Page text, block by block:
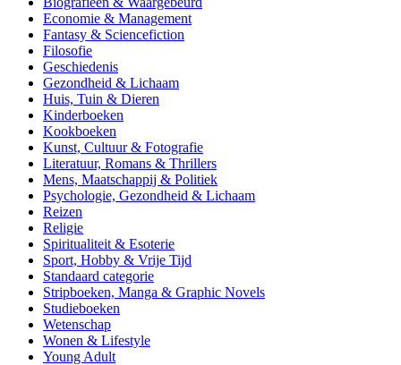
Economie & Management
Fantasy & Sciencefiction
Filosofie
Geschiedenis
Gezondheid & Lichaam
Huis, Tuin & Dieren
Kinderboeken
Kookboeken
Kunst, Cultuur & Fotografie
Literatuur, Romans & Thrillers
Mens, Maatschappij & Politiek
Psychologie, Gezondheid & Lichaam
Reizen
Religie
Spiritualiteit & Esoterie
Sport, Hobby & Vrije Tijd
Standaard categorie
Stripboeken, Manga & Graphic Novels
Studieboeken
Wetenschap
Wonen & Lifestyle
Young Adult